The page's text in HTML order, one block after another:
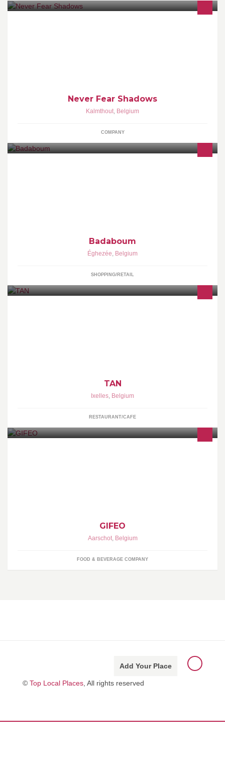
Never Fear Shadows
Kalmthout, Belgium
COMPANY
Badaboum
Éghezée, Belgium
SHOPPING/RETAIL
TAN
Ixelles, Belgium
RESTAURANT/CAFE
GIFEO
Aarschot, Belgium
FOOD & BEVERAGE COMPANY
Add Your Place
© Top Local Places , All rights reserved